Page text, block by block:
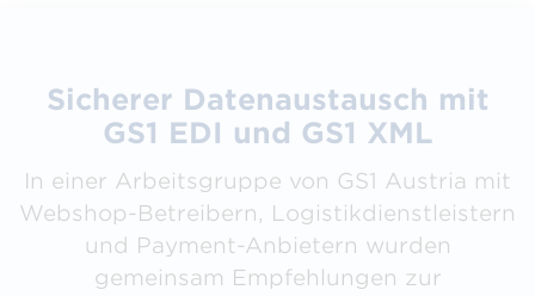
Sicherer Datenaustausch mit
GS1 EDI und GS1 XML
In einer Arbeitsgruppe von GS1 Austria mit
Webshop-Betreibern, Logistikdienstleistern
und Payment-Anbietern wurden
gemeinsam Empfehlungen zur